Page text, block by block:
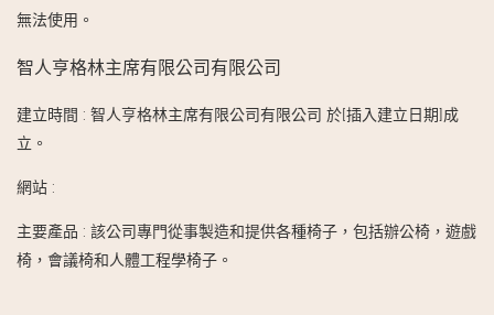
無法使用。
智人亨格林主席有限公司有限公司
建立時間 : 智人亨格林主席有限公司有限公司 於[插入建立日期]成
立。
網站 :
主要產品 : 該公司專門從事製造和提供各種椅子，包括辦公椅，遊戲
椅，會議椅和人體工程學椅子。